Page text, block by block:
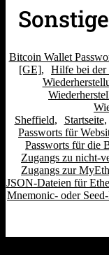
Bitcoin Wallet
[GE]
Hilfe bei
Sheffield
Startseite
Passworts für
Passworts für die
Zugangs zu nicht-
Zugangs zur
JSON-Dateien für
Mnemonic- oder